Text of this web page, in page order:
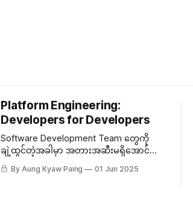
Platform Engineering:
Developers for Developers
Software Development Team တွေကို
ချဲ့ထွင်တဲ့အခါမှာ အတားအဆီးမရှိအောင်
Process တွေ၊​ စံနှုန်းတွေ၊ Automation အစ
ရှိတွေကို တာဝန်ယူတဲ့ အဖွဲ့တစ်ဖွဲ့ သီးသန့်ထား
By Aung Kyaw Paing 01 Jun 2025